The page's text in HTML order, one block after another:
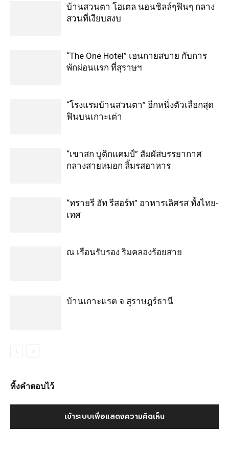
บ้านสวนตา โฮเตล นอนชิลล์ๆฟินๆ กลาง
สวนที่เงียบสงบ
“The One Hotel” เอนกายสบาย กับการ
พักผ่อนแรก ที่สุราษฯ
“โรงแรมบ้านสวนตา” อีกหนึ่งตัวเลือกสุด
ฟินบนเกาะเต่า
“เขาสก บูติกแคมป์” สัมผัสบรรยากาศ
กลางสายหมอก ลิ้มรสอาหาร
“ทรายรี ฮัท รีสอร์ท” อาหารเลิศรส ทั้งไทย-
เทศ
ณ เรือนรับรอง ริมคลองร้อยสาย
บ้านเกาะแรต จ.สุราษฎร์ธานี
ทิ้งคำตอบไว้
เข้าระบบเพื่อแสดงความคิดเห็น